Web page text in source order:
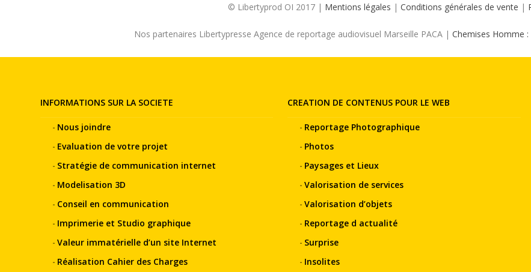
© Libertyprod OI 2017 | Mentions légales | Conditions générales de vente |
Nos partenaires Libertypresse Agence de reportage audiovisuel Marseille PACA | Chemises Homme
INFORMATIONS SUR LA SOCIETE
Nous joindre
Evaluation de votre projet
Stratégie de communication internet
Modelisation 3D
Conseil en communication
Imprimerie et Studio graphique
Valeur immatérielle d’un site Internet
Réalisation Cahier des Charges
CREATION DE CONTENUS POUR LE WEB
Reportage Photographique
Photos
Paysages et Lieux
Valorisation de services
Valorisation d’objets
Reportage d actualité
Surprise
Insolites